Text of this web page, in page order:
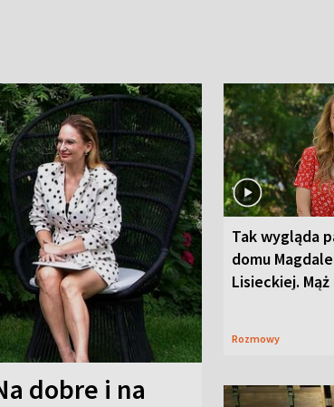
dobre i na
Tak wygląda
domu
Lisieckiej.
Rozmowy